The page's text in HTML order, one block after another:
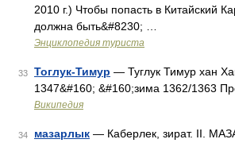
2010 г.) Чтобы попасть в Китайский
должна быть&#8230; …
Энциклопедия туриста
33 Тоглук-Тимур — Туглук Тимур хан
1347&#160; &#160;зима 1362/1363
Википедия
34 мазарлык — Каберлек, зират. II.